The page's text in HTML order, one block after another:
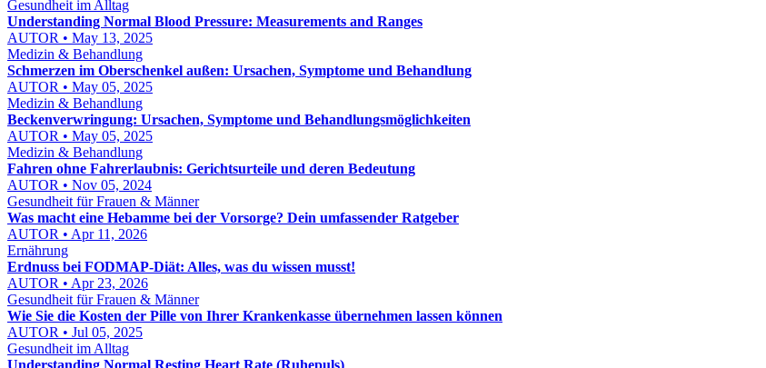
Gesundheit im Alltag
Understanding Normal Blood Pressure: Measurements and Ranges
AUTOR • May 13, 2025
Medizin & Behandlung
Schmerzen im Oberschenkel außen: Ursachen, Symptome und Behandlung
AUTOR • May 05, 2025
Medizin & Behandlung
Beckenverwringung: Ursachen, Symptome und Behandlungsmöglichkeiten
AUTOR • May 05, 2025
Medizin & Behandlung
Fahren ohne Fahrerlaubnis: Gerichtsurteile und deren Bedeutung
AUTOR • Nov 05, 2024
Gesundheit für Frauen & Männer
Was macht eine Hebamme bei der Vorsorge? Dein umfassender Ratgeber
AUTOR • Apr 11, 2026
Ernährung
Erdnuss bei FODMAP-Diät: Alles, was du wissen musst!
AUTOR • Apr 23, 2026
Gesundheit für Frauen & Männer
Wie Sie die Kosten der Pille von Ihrer Krankenkasse übernehmen lassen können
AUTOR • Jul 05, 2025
Gesundheit im Alltag
Understanding Normal Resting Heart Rate (Ruhepuls)